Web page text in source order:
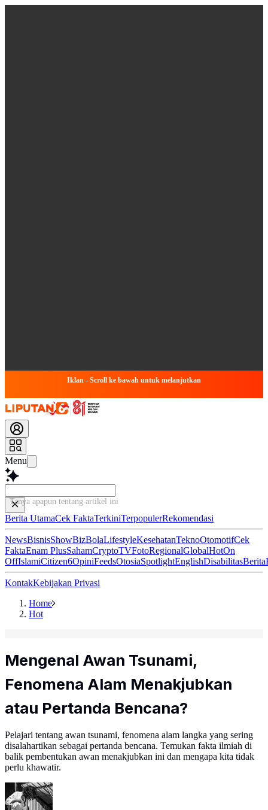
Iklan - Scroll ke bawah untuk melanjutkan
Menu
Tanya apapun tentang artikel ini...
Berita UtamaCek FaktaTerkiniTerpopulerRekomendasi
NewsBisnisShowBizBolaLifestyleKesehatanTeknoOtomotifCek
FaktaEnam PlusSahamCryptoTVFotoRegionalGlobalHotOn
OffIslamiCitizen6OpiniFeedsOtosiaSpotlightEnglishDisabilitasBerita
KontakKebijakan Privasi
Home
Hot
Mengenal Awan Tsunami,
Fenomena Alam Menakjubkan
atau Pertanda Bencana?
Pelajari tentang awan tsunami, fenomena alam langka yang sering
disalahartikan sebagai pertanda bencana. Temukan fakta ilmiah di
balik pembentukan awan menakjubkan ini dan mengapa kita tidak
perlu khawatir.